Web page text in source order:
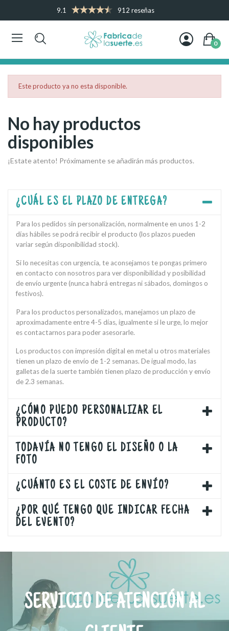
9.1 912 reseñas
0
Este producto ya no esta disponible.
No hay productos
disponibles
¡Estate atento! Próximamente se añadirán más productos.
¿CUÁL ES EL PLAZO DE ENTREGA?
Para los pedidos sin personalización, normalmente en unos 1-2
días hábiles se podrá recibir el producto (los plazos pueden
variar según disponibilidad stock).
Si lo necesitas con urgencia, te aconsejamos te pongas primero
en contacto con nosotros para ver disponibilidad y posibilidad
de envío urgente (nunca habrá entregas ni sábados, domingos o
festivos).
Para los productos personalizados, manejamos un plazo de
aproximadamente entre 4-5 días, igualmente si le urge, lo mejor
es contactarnos para poder asesorarle.
Los productos con impresión digital en metal u otros materiales
tienen un plazo de envío de 1-2 semanas. De igual modo, las
galletas de la suerte también tienen plazo de producción y envío
de 2.3 semanas.
¿CÓMO PUEDO PERSONALIZAR EL
PRODUCTO?
TODAVÍA NO TENGO EL DISEÑO O LA
FOTO
¿CUÁNTO ES EL COSTE DE ENVÍO?
¿POR QUÉ TENGO QUE INDICAR FECHA
DEL EVENTO?
SERVICIO DE ATENCIÓN AL